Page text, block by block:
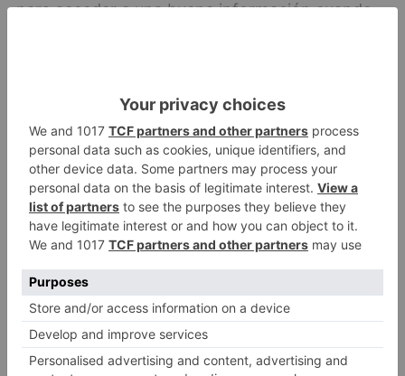
para acceder a una buena información cuando
Esteban, el Paseo de la Isla, el Hospital del Rey,
la Antigua o la Cartuja presentan carencias en
cuanto a cuestiones como la accesibilidad o la
información de las paradas de autobús.
imagina convencen microbuses
turísticos
descapotables
LO + VISTO